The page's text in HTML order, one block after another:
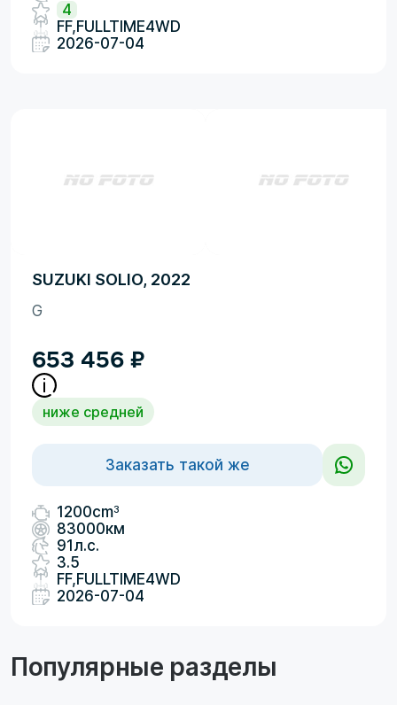
4
FF,FULLTIME4WD
2026-07-04
SUZUKI SOLIO, 2022
G
653 456 ₽
ниже средней
Заказать такой же
1200cm3
83000км
91л.с.
3.5
FF,FULLTIME4WD
2026-07-04
Популярные разделы